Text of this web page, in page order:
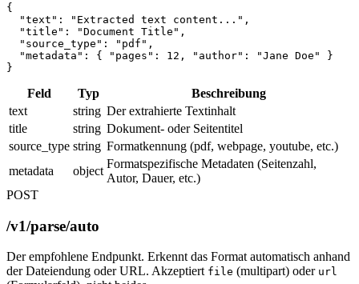
{
  "text": "Extracted text content...",
  "title": "Document Title",
  "source_type": "pdf",
  "metadata": { "pages": 12, "author": "Jane Doe" }
}
Feld Typ
Beschreibung
text
string Der extrahierte Textinhalt
title
string Dokument- oder Seitentitel
source_type string Formatkennung (pdf, webpage, youtube, etc.)
metadata
object
Formatspezifische Metadaten (Seitenzahl,
Autor, Dauer, etc.)
POST
/v1/parse/auto
Der empfohlene Endpunkt. Erkennt das Format automatisch anhand
der Dateiendung oder URL. Akzeptiert file (multipart) oder url